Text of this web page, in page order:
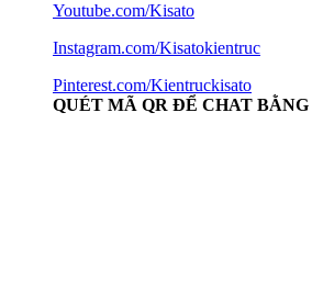
Youtube.com/Kisato
Instagram.com/Kisatokientruc
Pinterest.com/Kientruckisato
QUÉT MÃ QR ĐỂ CHAT